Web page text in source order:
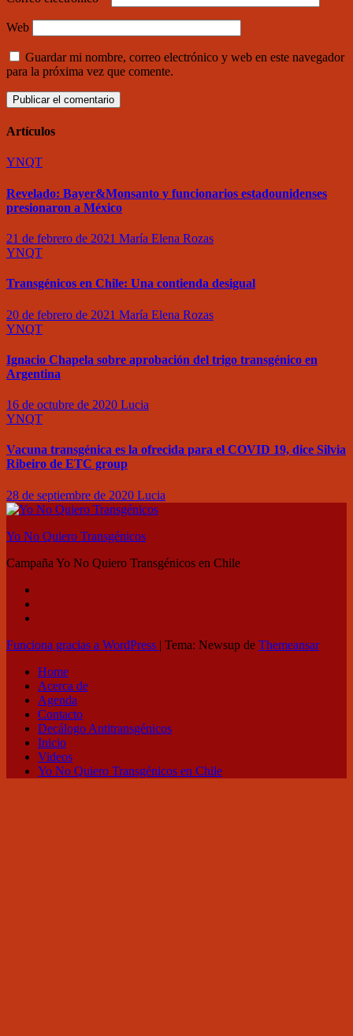
Web
Guardar mi nombre, correo electrónico y web en este navegador
para la próxima vez que comente.
Artículos
YNQT
Revelado: Bayer&Monsanto y funcionarios estadounidenses
presionaron a México
21 de febrero de 2021 María Elena Rozas
YNQT
Transgénicos en Chile: Una contienda desigual
20 de febrero de 2021 María Elena Rozas
YNQT
Ignacio Chapela sobre aprobación del trigo transgénico en
Argentina
16 de octubre de 2020 Lucia
YNQT
Vacuna transgénica es la ofrecida para el COVID 19, dice Silvia
Ribeiro de ETC group
28 de septiembre de 2020 Lucia
Yo No Quiero Transgénicos
Campaña Yo No Quiero Transgénicos en Chile
Funciona gracias a WordPress | Tema: Newsup de Themeansar
Home
Acerca de
Agenda
Contacto
Decálogo Antitransgénicos
Inicio
Videos
Yo No Quiero Transgénicos en Chile